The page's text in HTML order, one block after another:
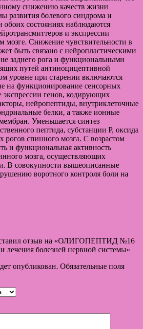
снижению качеств жизни
развития болевого синдрома и
обоих состояниях наблюдаются
и экспрессии
мозге. Снижение чувствительности в
быть связано с нейропластическими
заднего рога и функциональными
путей антиноцицептивной
уровне при старении включаются
на функционирование сенсорных
генов, кодирующих
нейропептиды, внутриклеточные
белки, а также ионные
Уменьшается синтез
пептида, субстанции Р, оксида
рогов спинного мозга. С возрастом
и функциональная активность
мозга, осуществляющих
В совокупности вышеописанные
воротного контроля боли на
отзыв на «ОЛИГОПЕПТИД №16
лечения болезней нервной системы»
опубликован. Обязательные поля